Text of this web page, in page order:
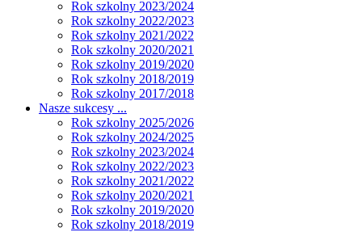
Rok szkolny 2023/2024
Rok szkolny 2022/2023
Rok szkolny 2021/2022
Rok szkolny 2020/2021
Rok szkolny 2019/2020
Rok szkolny 2018/2019
Rok szkolny 2017/2018
Nasze sukcesy ...
Rok szkolny 2025/2026
Rok szkolny 2024/2025
Rok szkolny 2023/2024
Rok szkolny 2022/2023
Rok szkolny 2021/2022
Rok szkolny 2020/2021
Rok szkolny 2019/2020
Rok szkolny 2018/2019